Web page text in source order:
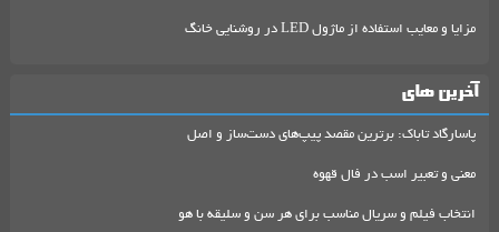
مزایا و معایب استفاده از ماژول LED در روشنایی خانگ
آخرین های
پاسارگاد تاباک: برترین مقصد پیپ‌های دست‌ساز و اصل
معنی و تعبیر اسب در فال قهوه
انتخاب فیلم و سریال مناسب برای هر سن و سلیقه با هو